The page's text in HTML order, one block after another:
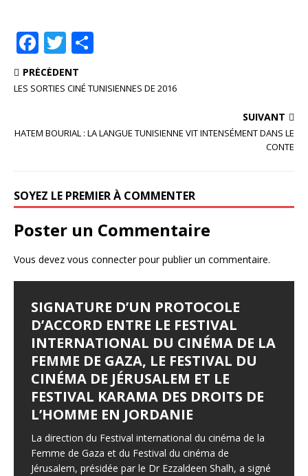
F
a
c
b
k
T
w
it
r
ta
e
PRÉCÉDENT
LES SORTIES CINÉ TUNISIENNES DE 2016
SUIVANT
HATEM BOURIAL : LA LANGUE TUNISIENNE VIT INTENSÉMENT DANS LE
CONTE
SOYEZ LE PREMIER À COMMENTER
Poster un Commentaire
Vous devez vous connecterpour publier un commentaire.
SIGNATURE D’UN PROTOCOLE
D’ACCORD ENTRE LE FESTIVAL
INTERNATIONAL DU CINÉMA DE LA
FEMME DE GAZA, LE FESTIVAL DU
CINÉMA DE JÉRUSALEM ET LE
FESTIVAL KARAMA DES DROITS DE
L’HOMME EN JORDANIE
La direction du Festival international du cinéma de la
Femme de Gaza et du Festival du cinéma de
Jérusalem, présidée par le Dr Ezzaldeen Shalh, a signé